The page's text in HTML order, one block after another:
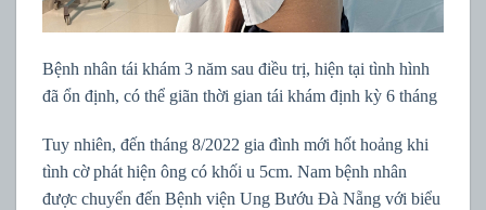
Bệnh nhân tái khám 3 năm sau điều trị, hiện tại tình hình
đã ổn định, có thể giãn thời gian tái khám định kỳ 6 tháng
Tuy nhiên, đến tháng 8/2022 gia đình mới hốt hoảng khi
tình cờ phát hiện ông có khối u 5cm. Nam bệnh nhân
được chuyển đến Bệnh viện Ung Bướu Đà Nẵng với biểu